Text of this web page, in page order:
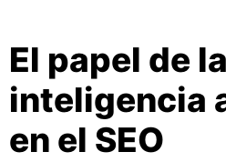
El papel de la
inteligencia
en el SEO